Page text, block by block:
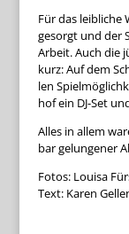
Für das leib­li­che
gesorgt und der
Arbeit. Auch die
kurz: Auf dem
len
hof ein DJ-Set
Alles in allem
bar gelun­ge­ner
Fotos: Louisa
Text: Karen